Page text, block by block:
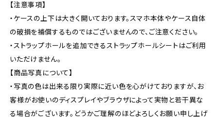
【注意事項】
・ケースの上下は大きく開いております。スマホ本体やケース自体
の破損を補償するものではございませんので、ご注意ください。
・ストラップホールを追加できるストラップホールシートはご利用
いただけません。
【商品写真について】
・写真の色は出来る限り実際に近い色を心がけておりますが、お
客様がお使いのディスプレイやブラウザによって実物と若干異な
る場合がございます。どうかご理解のほどよろしくお願い申し上げ